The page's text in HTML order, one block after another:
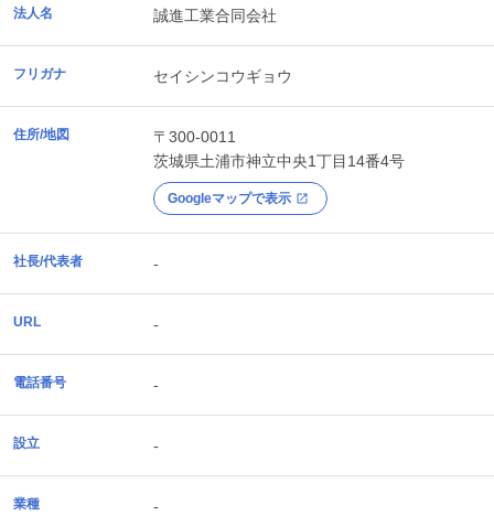
法人名 誠進工業合同会社
フリガナ セイシンコウギョウ
住所/地図
〒300-0011
茨城県土浦市神立中央1丁目14番4号
Googleマップで表示
社長/代表者 -
URL -
電話番号 -
設立 -
業種 -